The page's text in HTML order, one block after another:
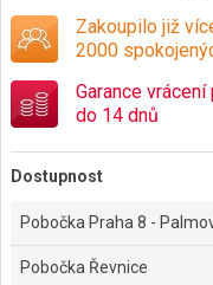
Zakoupilo již
2000
Garance vrácení
do 14 dnů
Dostupnost
Pobočka Praha 8 -
Pobočka Řevnice